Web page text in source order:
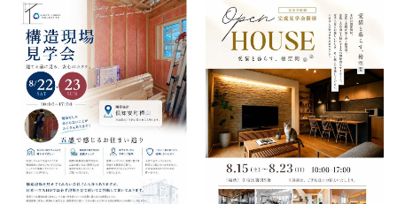
全国の展示場
北海道
札幌
東北
お近くのイベント
北海道
札幌
札幌
小樽
東北